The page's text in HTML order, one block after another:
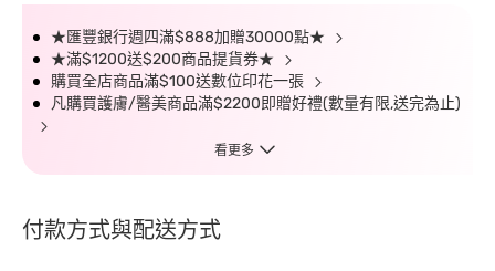
★匯豐銀行週四滿$888加贈30000點★
★滿$1200送$200商品提貨券★
購買全店商品滿$100送數位印花一張
凡購買護膚/醫美商品滿$2200即贈好禮(數量有限,送完為止)
看更多
付款方式與配送方式